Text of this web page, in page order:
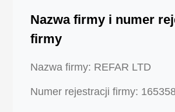
Nazwa firmy i numer
firmy
Nazwa firmy: REFAR LTD
Numer rejestracji firmy: